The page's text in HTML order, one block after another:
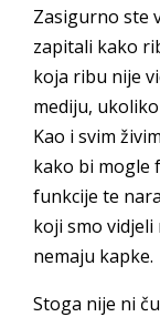
Zasigurno ste
zapitali kako
koja ribu nije
mediju,
Kao i svim
kako bi mogle
funkcije te
koji smo
nemaju kapke.
Stoga nije ni